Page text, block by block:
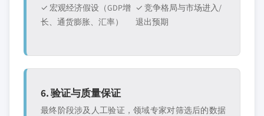
✓ 宏观经济假设（GDP增
长、通货膨胀、汇率）
✓ 竞争格局与市场进入/
退出预期
6. 验证与质量保证
最终阶段涉及人工验证，领域专家对筛选后的数据